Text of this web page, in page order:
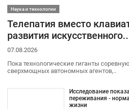
Наука и технологии
Телепатия вместо
развития искусственного..
07.08.2026
Пока технологические гиганты
сверхмощных автономных агентов,..
Исследование
переживания -
жизни